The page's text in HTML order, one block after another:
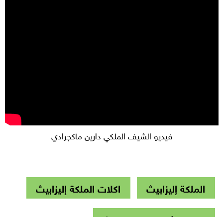
فيديو الشيف الملكي دارين ماكجرادي
الملكة إليزابيث
اكلات الملكة إليزابيث